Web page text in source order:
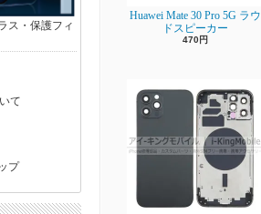
ス・保護フィ
て
プ
Huawei Mate 30 Pro 5G ラウ
ドスピーカー
470円